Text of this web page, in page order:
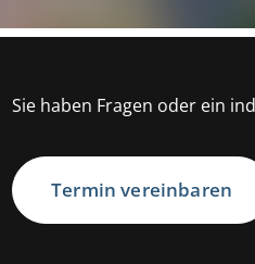
Sie haben Fragen oder ein
Termin vereinbaren